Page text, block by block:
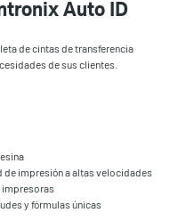
Auto ID
de cintas de transferencia
de sus clientes.
de impresión a altas velocidades
impresoras
y fórmulas únicas